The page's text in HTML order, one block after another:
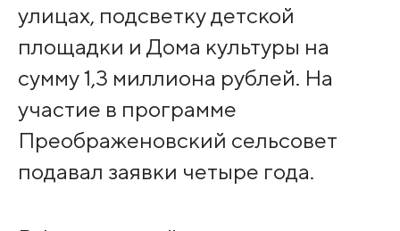
улицах, подсветку детской
площадки и Дома культуры на
сумму 1,3 миллиона рублей. На
участие в программе
Преображеновский сельсовет
подавал заявки четыре года.